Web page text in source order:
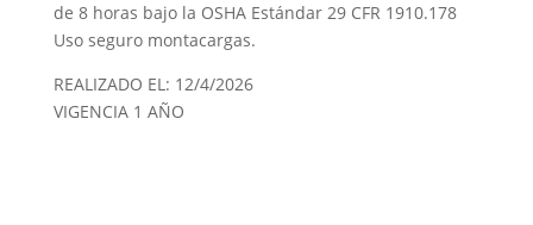
de 8 horas bajo la OSHA Estándar 29 CFR 1910.178
Uso seguro montacargas.
REALIZADO EL: 12/4/2026
VIGENCIA 1 AÑO